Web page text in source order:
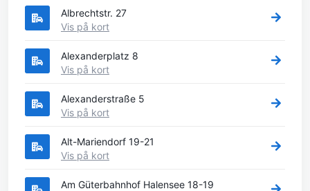
Albrechtstr. 27
Vis på kort
Alexanderplatz 8
Vis på kort
Alexanderstraße 5
Vis på kort
Alt-Mariendorf 19-21
Vis på kort
Am Güterbahnhof Halensee 18-19